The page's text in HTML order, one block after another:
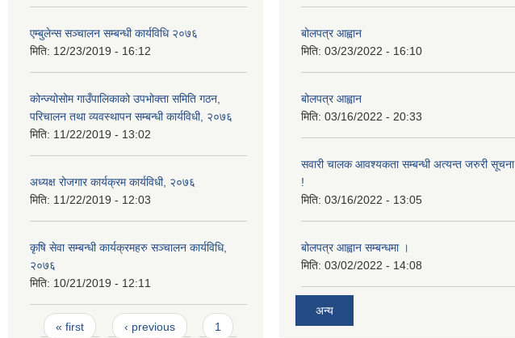
एम्बुलेन्स सञ्चालन सम्बन्धी कार्यविधि २०७६
मिति: 12/23/2019 - 16:12
कोन्ज्योसोम गाउँपालिकाको उपभोक्ता समिति गठन,
परिचालन तथा व्यवस्थापन सम्बन्धी कार्यविधी, २०७६
मिति: 11/22/2019 - 13:02
अध्यक्ष रोजगार कार्यक्रम कार्यविधी, २०७६
मिति: 11/22/2019 - 12:03
कृषि सेवा सम्बन्धी कार्यक्रमहरु सञ्चालन कार्यविधि,
२०७६
मिति: 10/21/2019 - 12:11
Pages
« first ‹ previous 1
बोलपत्र आह्वान
मिति: 03/23/2022 - 16:10
बोलपत्र आह्वान
मिति: 03/16/2022 - 20:33
सवारी चालक आवश्यकता सम्बन्धी अत्यन्त जरुरी सूचना
!
मिति: 03/16/2022 - 13:05
बोलपत्र आह्वान सम्बन्धमा ।
मिति: 03/02/2022 - 14:08
अन्य